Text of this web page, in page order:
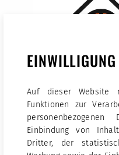
Auf dieser Website
Funktionen zur
Einbindung von
Dritter, der